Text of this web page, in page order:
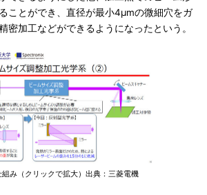
ことができ、直径が最小4μmの微細穴をガ
密加工などができるようになったという。
み（クリックで拡大）出典：三菱電機